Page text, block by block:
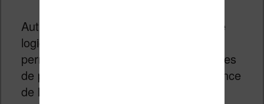
Autre nouveauté, ou plutôt correctif : le
logiciel de prise de notes a été revu et
permet maintenant d’utiliser des modèles
de pages par défaut ou la reconnaissance
de l’écriture manuscrite (OCR).